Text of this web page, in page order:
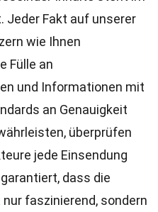
Jeder Fakt auf unserer
wie Ihnen
Fülle an
und Informationen mit
an Genauigkeit
überprüfen
jede Einsendung
dass die
faszinierend, sondern